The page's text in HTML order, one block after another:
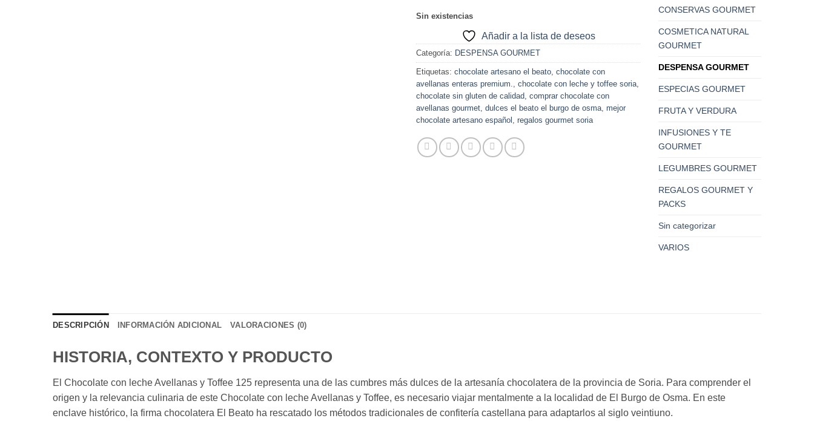
Sin existencias
Añadir a la lista de deseos
Categoría: DESPENSA GOURMET
Etiquetas: chocolate artesano el beato, chocolate con
avellanas enteras premium., chocolate con leche y toffee soria,
chocolate sin gluten de calidad, comprar chocolate con
avellanas gourmet, dulces el beato el burgo de osma, mejor
chocolate artesano español , regalos gourmet soria
CONSERVAS GOURMET
COSMETICA NATURAL
GOURMET
DESPENSA GOURMET
ESPECIAS GOURMET
FRUTA Y VERDURA
INFUSIONES Y TE
GOURMET
LEGUMBRES GOURMET
REGALOS GOURMET Y
PACKS
Sin categorizar
VARIOS
DESCRIPCIÓN INFORMACIÓN ADICIONAL VALORACIONES (0)
HISTORIA, CONTEXTO Y PRODUCTO
El Chocolate con leche Avellanas y Toffee 125 representa una de las cumbres más dulces de la artesanía chocolatera de la provincia de Soria. Para comprender el
origen y la relevancia culinaria de este Chocolate con leche Avellanas y Toffee, es necesario viajar mentalmente a la localidad de El Burgo de Osma. En este
enclave histórico, la firma chocolatera El Beato ha rescatado los métodos tradicionales de confitería castellana para adaptarlos al siglo veintiuno.